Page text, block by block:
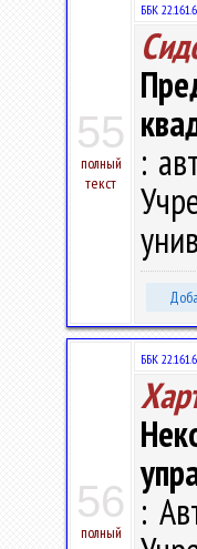
55
полный
текст
ББК 22.161.6
:
56
полный
ББК 22.161.6
: